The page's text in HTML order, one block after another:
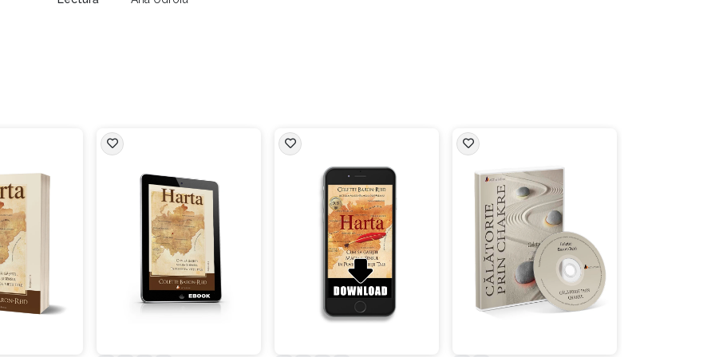
îţi va fi captată de un frumos cristal citrin galben-lămâi scăpărând în nisip. Ridică-l și ține-l sus, spre
un vârtej de energie galben-lămâi strălucitoare, o lumină puternică înconjurându-te pe tine și tot ceea